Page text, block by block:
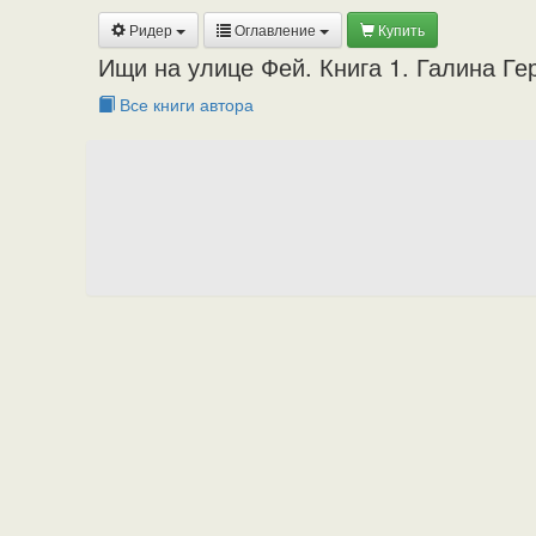
Ридер Оглавление Купить
Ищи на улице Фей. Книга 1. Галина
Все книги автора